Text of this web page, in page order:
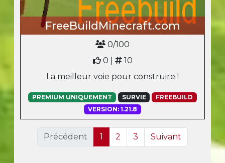
FreeBuildMinecraft.com
0/100
0 |
10
La meilleur voie pour construire !
PREMIUM UNIQUEMENT SURVIE
FREEBUILD
VERSION: 1.21.8
Précédent 1 2 3 Suivant